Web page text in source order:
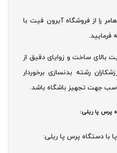
را از فروشگاه آیرون فیت با
فرمایید.
بالای ساخت و زوایای دقیق از
رشته بدنسازی برخوردار
جهت تجهیز باشگاه باشد.
پرس پا ریلی:
دستگاه پرس پا ریلی: